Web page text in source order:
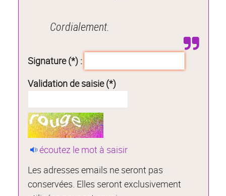
Cordialement.
Signature (*) :
Validation de saisie (*)
écoutez le mot à saisir
Les adresses emails ne seront pas
conservées. Elles seront exclusivement